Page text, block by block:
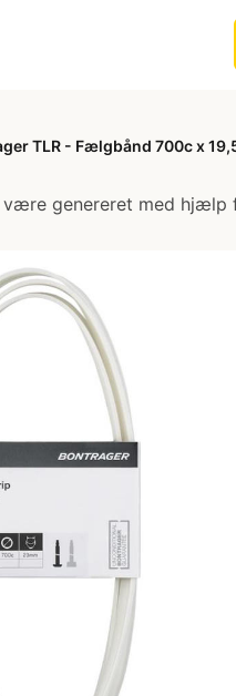
TLR - Fælgbånd 700c x
genereret med hjælp